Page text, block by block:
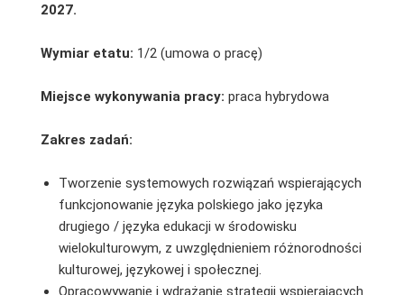
2027.
Wymiar etatu: 1/2 (umowa o pracę)
Miejsce wykonywania pracy: praca hybrydowa
Zakres zadań:
Tworzenie systemowych rozwiązań wspierających
funkcjonowanie języka polskiego jako języka
drugiego / języka edukacji w środowisku
wielokulturowym, z uwzględnieniem różnorodności
kulturowej, językowej i społecznej.
Opracowywanie i wdrażanie strategii wspierających